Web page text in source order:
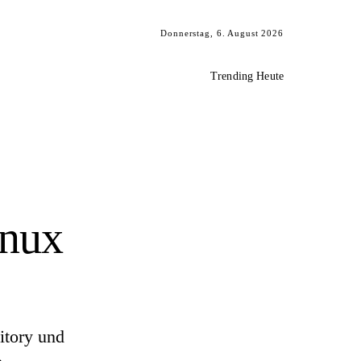
Donnerstag, 6. August 2026
Trending Heute
und